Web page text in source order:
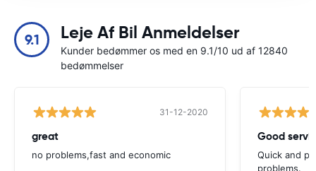
9.1 Leje Af Bil Anmeldelser
Kunder bedømmer os med en 9.1/10 ud af 12840
bedømmelser
31-12-2020
great
no problems,fast and economic
Good
Quick and
problems.